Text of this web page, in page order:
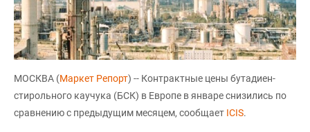
МОСКВА (Маркет Репорт) -- Контрактные цены бутадиен-
стирольного каучука (БСК) в Европе в январе снизились по
сравнению с предыдущим месяцем, сообщает ICIS.